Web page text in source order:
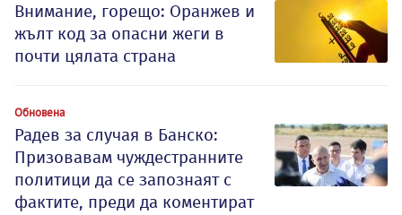
Внимание, горещо: Оранжев и
жълт код за опасни жеги в
почти цялата страна
Обновена
Радев за случая в Банско:
Призовавам чуждестранните
политици да се запознаят с
фактите, преди да коментират